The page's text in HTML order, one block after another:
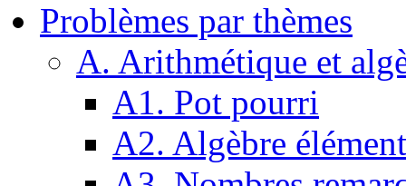
Problèmes par thèmes
A. Arithmétique et
A1. Pot pourri
A2. Algèbre